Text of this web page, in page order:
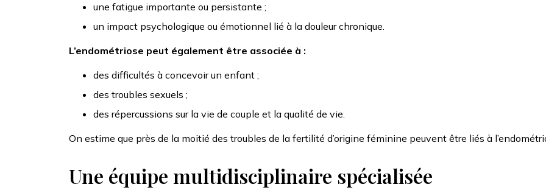
une fatigue importante ou persistante ;
un impact psychologique ou émotionnel lié à la douleur chronique.
L’endométriose peut également être associée à :
des difficultés à concevoir un enfant ;
des troubles sexuels ;
des répercussions sur la vie de couple et la qualité de vie.
On estime que près de la moitié des troubles de la fertilité d’origine féminine peuvent être liés à
Une équipe multidisciplinaire spécialisée